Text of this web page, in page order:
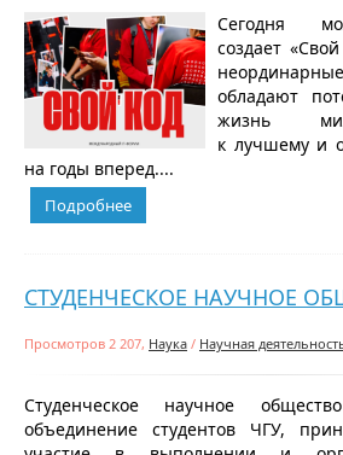
Сегодня
создает
обладают
жизнь
к лучшему и
на годы вперед....
Подробнее
СТУДЕНЧЕСКОЕ НАУЧНОЕ
Просмотров 2 207, Наука / Научная
Студенческое научное
объединение студентов ЧГУ,